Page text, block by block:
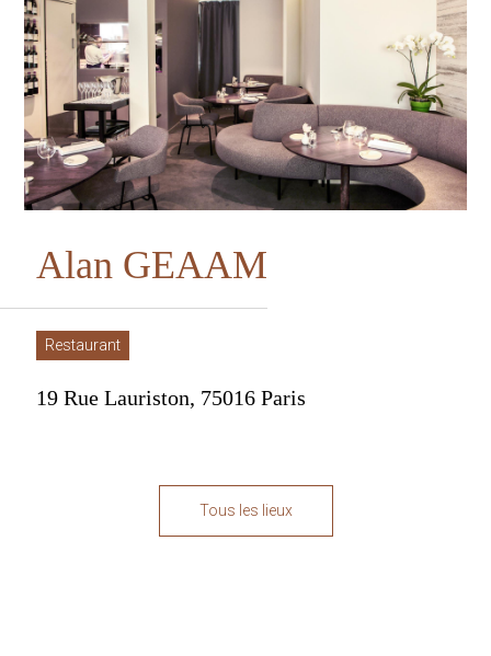
Alan GEAAM
Restaurant
19 Rue Lauriston, 75016 Paris
Tous les lieux